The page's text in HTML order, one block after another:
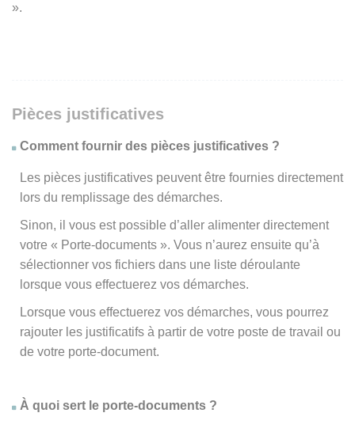
».
Pièces justificatives
Comment fournir des pièces justificatives ?
Les pièces justificatives peuvent être fournies directement
lors du remplissage des démarches.
Sinon, il vous est possible d’aller alimenter directement
votre « Porte-documents ». Vous n’aurez ensuite qu’à
sélectionner vos fichiers dans une liste déroulante
lorsque vous effectuerez vos démarches.
Lorsque vous effectuerez vos démarches, vous pourrez
rajouter les justificatifs à partir de votre poste de travail ou
de votre porte-document.
À quoi sert le porte-documents ?